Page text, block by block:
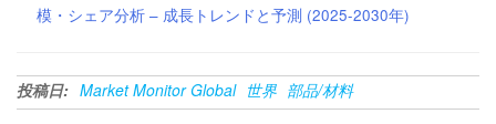
模・シェア分析 – 成長トレンドと予測 (2025-2030年)
投稿日: Market Monitor Global 世界 部品/材料